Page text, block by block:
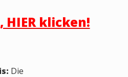
klicken!
Die